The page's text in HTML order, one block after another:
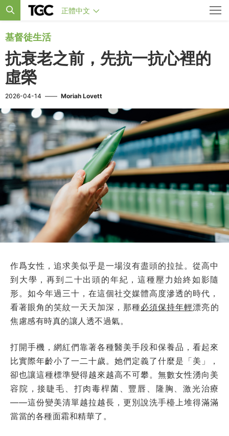
正體中文
基督徒生活
抗衰老之前，先抗一抗心裡的
虛榮
2026-04-14 —— Moriah Lovett
作爲女性，追求美似乎是一場沒有盡頭的拉扯。從高中
到大學，再到二十出頭的年紀，這種壓力始終如影隨
形。如今年過三十，在這個社交媒體高度滲透的時代，
看著眼角的笑紋一天天加深，那種必須保持年輕漂亮的
焦慮感有時真的讓人透不過氣。
打開手機，網紅們靠著各種醫美手段和保養品，看起來
比實際年齡小了一二十歲。她們定義了什麼是「美」，
卻也讓這種標準變得越來越高不可攀。無數女性湧向美
容院，接睫毛、打肉毒桿菌、豐唇、隆胸、激光治療
——這份變美清單越拉越長，更別說洗手檯上堆得滿滿
當當的各種面霜和精華了。